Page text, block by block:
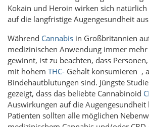
Kokain und Heroin wirken sich
auf die langfristige Augengesundheit
Während Cannabis in Großbritannien
medizinischen Anwendung immer
gewinnt, ist zu beachten, dass
mit hohem THC- Gehalt konsumieren ,
Bindehautblutungen sind. Jüngste
gezeigt, dass das beliebte Cannabinoid
Auswirkungen auf die Augengesundheit
Patienten sollten alle möglichen